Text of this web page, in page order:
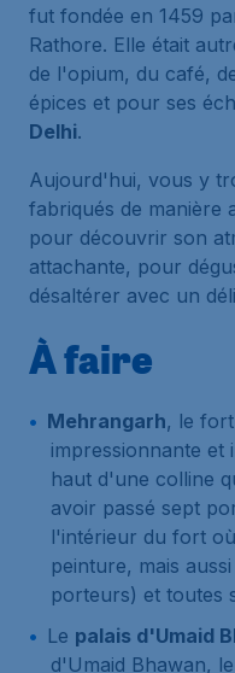
fut fondée en 1459
Rathore. Elle était
de l'opium, du café,
épices et pour ses
Delhi.
Aujourd'hui, vous y
fabriqués de manière
pour découvrir son
attachante, pour
désaltérer avec un
À faire
Mehrangarh, le
impressionnante et
haut d'une colline
avoir passé sept
l'intérieur du fort
peinture, mais
porteurs) et toutes
Le palais d'Umaid
d'Umaid Bhawan,